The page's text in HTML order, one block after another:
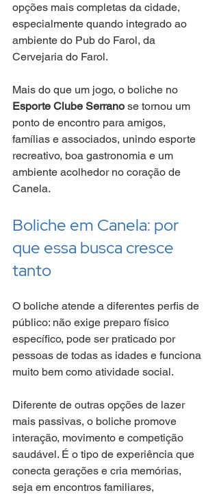
opções mais completas da cidade,
especialmente quando integrado ao
ambiente do Pub do Farol, da
Cervejaria do Farol.
Mais do que um jogo, o boliche no
Esporte Clube Serrano se tornou um
ponto de encontro para amigos,
famílias e associados, unindo esporte
recreativo, boa gastronomia e um
ambiente acolhedor no coração de
Canela.
Boliche em Canela: por
que essa busca cresce
tanto
O boliche atende a diferentes perfis de
público: não exige preparo físico
específico, pode ser praticado por
pessoas de todas as idades e funciona
muito bem como atividade social.
Diferente de outras opções de lazer
mais passivas, o boliche promove
interação, movimento e competição
saudável. É o tipo de experiência que
conecta gerações e cria memórias,
seja em encontros familiares,